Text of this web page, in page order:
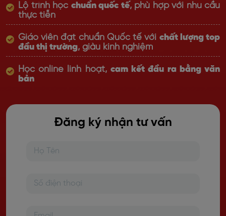
Lộ trình học chuẩn quốc tế, phù hợp với nhu cầu
thực tiễn
Giáo viên đạt chuẩn Quốc tế với chất lượng top
đầu thị trường, giàu kinh nghiệm
Học online linh hoạt, cam kết đầu ra bằng văn
bản
Đăng ký nhận tư vấn